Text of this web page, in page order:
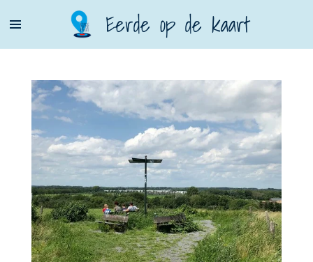
direct
naar
hoofdinhoud
Eerde op de kaart